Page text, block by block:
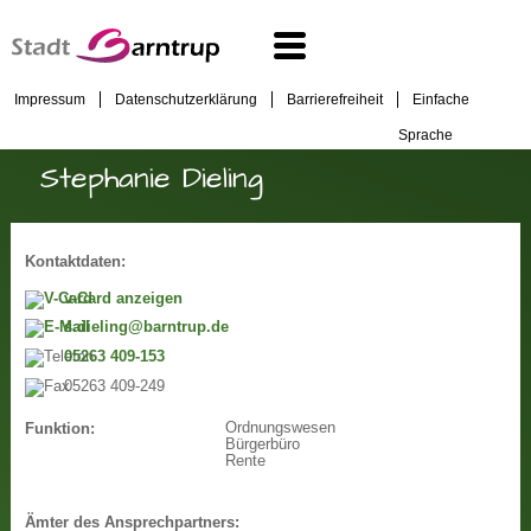
Impressum Datenschutzerklärung Barrierefreiheit Einfache
Sprache
Stephanie Dieling
Kontaktdaten:
v-Card anzeigen
s.dieling@barntrup.de
05263 409-153
05263 409-249
Funktion:
Ordnungswesen
Bürgerbüro
Rente
Ämter des Ansprechpartners: